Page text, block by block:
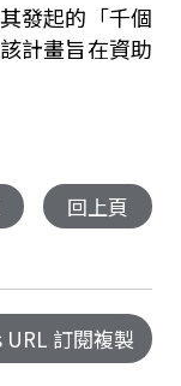
發起的「千個
計畫旨在資助
回上頁
訂閱複製